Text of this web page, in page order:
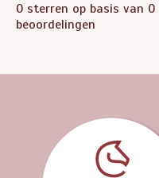
0 sterren op basis van 0
beoordelingen